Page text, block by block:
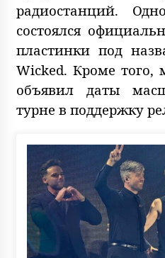
радиостанций.
состоялся
пластинки под
Wicked. Кроме того,
объявил даты
турне в поддержку